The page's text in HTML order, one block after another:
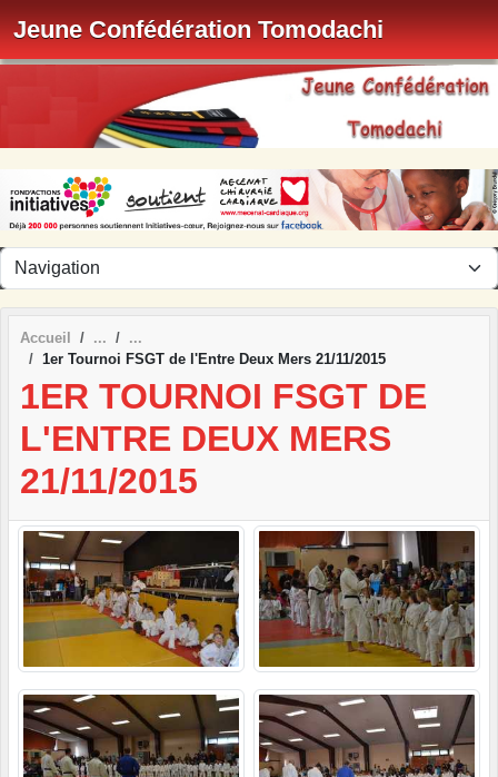
Jeune Confédération Tomodachi
Accueil
1er Tournoi FSGT de l'Entre Deux Mers 21/11/2015
1ER TOURNOI FSGT DE
L'ENTRE DEUX MERS
21/11/2015